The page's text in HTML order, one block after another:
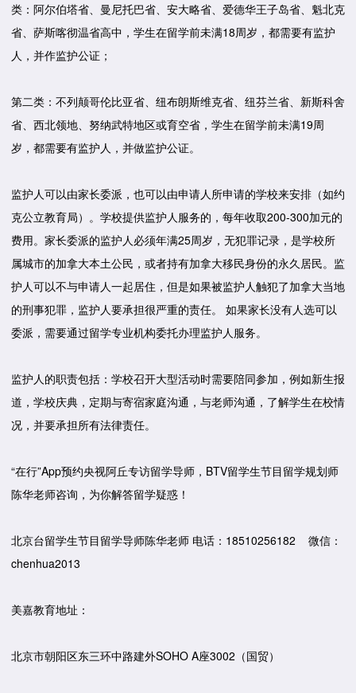
类：阿尔伯塔省、曼尼托巴省、安大略省、爱德华王子岛省、魁北克
省、萨斯喀彻温省高中，学生在留学前未满18周岁，都需要有监护
人，并作监护公证；
第二类：不列颠哥伦比亚省、纽布朗斯维克省、纽芬兰省、新斯科舍
省、西北领地、努纳武特地区或育空省，学生在留学前未满19周
岁，都需要有监护人，并做监护公证。
监护人可以由家长委派，也可以由申请人所申请的学校来安排（如约
克公立教育局）。学校提供监护人服务的，每年收取200-300加元的
费用。家长委派的监护人必须年满25周岁，无犯罪记录，是学校所
属城市的加拿大本土公民，或者持有加拿大移民身份的永久居民。监
护人可以不与申请人一起居住，但是如果被监护人触犯了加拿大当地
的刑事犯罪，监护人要承担很严重的责任。 如果家长没有人选可以
委派，需要通过留学专业机构委托办理监护人服务。
监护人的职责包括：学校召开大型活动时需要陪同参加，例如新生报
道，学校庆典，定期与寄宿家庭沟通，与老师沟通，了解学生在校情
况，并要承担所有法律责任。
“在行”App预约央视阿丘专访留学导师，BTV留学生节目留学规划师
陈华老师咨询，为你解答留学疑惑！
北京台留学生节目留学导师陈华老师 电话：18510256182 微信：
chenhua2013
美嘉教育地址：
北京市朝阳区东三环中路建外SOHO A座3002（国贸）